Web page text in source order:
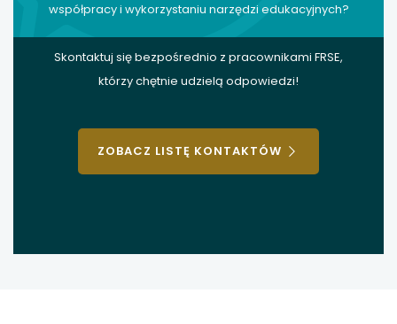
współpracy i wykorzystaniu narzędzi edukacyjnych?
Skontaktuj się bezpośrednio z pracownikami FRSE,
którzy chętnie udzielą odpowiedzi!
ZOBACZ LISTĘ KONTAKTÓW